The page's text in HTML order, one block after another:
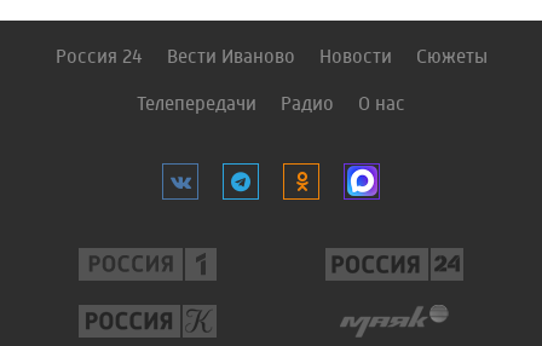
Россия 24 Вести Иваново Новости Сюжеты
Телепередачи Радио О нас